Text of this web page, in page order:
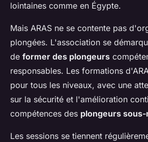
lointaines comme en Égypte.
Mais ARAS ne se contente pas
plongées. L'association se
de former des plongeurs
responsables. Les formations
pour tous les niveaux, avec une
sur la sécurité et l'amélioration
compétences des plongeurs
Les sessions se tiennent